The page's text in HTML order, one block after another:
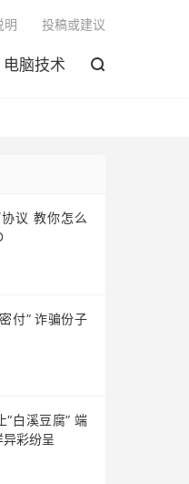
电脑技术 
明 投稿或建议
议 教你怎么
付” 诈骗份子
“白溪豆腐” 端
彩纷呈